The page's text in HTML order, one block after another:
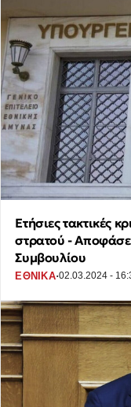
Ετήσιες τακτικές
στρατού -
Συμβουλίου
ΕΘΝΙΚΑ·02.03.2024 -